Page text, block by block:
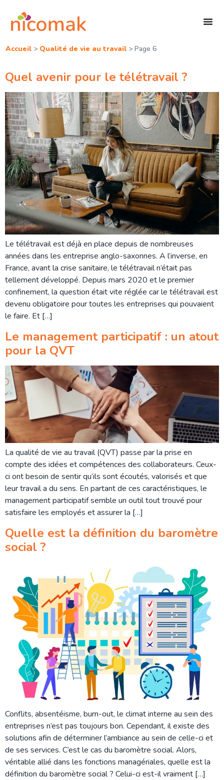
Accueil> Qualité de vie au travail> Page 6
Quel avenir pour le télétravail ?
Le télétravail est déjà en place depuis de nombreuses
années dans les entreprise anglo-saxonnes. A l’inverse, en
France, avant la crise sanitaire, le télétravail n’était pas
tellement développé. Depuis mars 2020 et le premier
confinement, la question était vite réglée car le télétravail est
devenu obligatoire pour toutes les entreprises qui pouvaient
le faire. Et […]
Le management participatif : un atout
pour la QVT
La qualité de vie au travail (QVT) passe par la prise en
compte des idées et compétences des collaborateurs. Ceux-
ci ont besoin de sentir qu’ils sont écoutés, valorisés et que
leur travail a du sens. En partant de ces caractéristiques, le
management participatif semble un outil tout trouvé pour
satisfaire les employés et assurer la […]
Quelle est la définition du baromètre
social ?
Conflits, absentéisme, burn-out, le climat interne au sein des
entreprises n’est pas toujours bon. Cependant, il existe des
solutions afin de déterminer l’ambiance au sein de celle-ci et
de ses services. C’est le cas du baromètre social. Alors,
véritable allié dans les fonctions managériales, quelle est la
définition du baromètre social ? Celui-ci est-il vraiment […]